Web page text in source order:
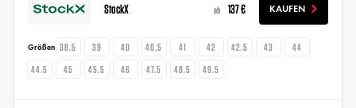
StockX ab 137 € KAUFEN
Größen 38.5 39 40 40.5 41 42 42.5 43
44
44.5
45 45.5 46 47.5 48.5 49.5